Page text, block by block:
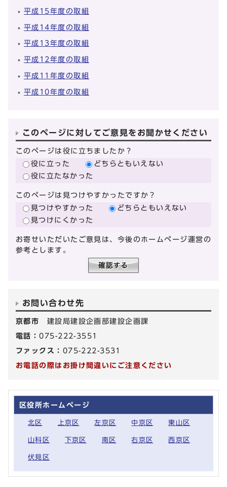
平成15年度の取組
平成14年度の取組
平成13年度の取組
平成12年度の取組
平成11年度の取組
平成10年度の取組
このページに対してご意見をお聞かせください
このページは役に立ちましたか？
役に立った
どちらともいえない
役に立たなかった
このページは見つけやすかったですか？
見つけやすかった
どちらともいえない
見つけにくかった
お寄せいただいたご意見は、今後のホームページ運営の
参考とします。
お問い合わせ先
京都市 建設局建設企画部建設企画課
電話：075-222-3551
ファックス： 075-222-3531
お電話の際はお掛け間違いにご注意ください
区役所ホームページ
北区 上京区 左京区 中京区 東山区
山科区 下京区 南区 右京区 西京区
伏見区